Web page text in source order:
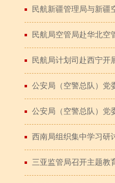
民航新疆管理局与新疆
民航局空管局赴华北空
民航局计划司赴西宁开
公安局（空警总队）党
公安局（空警总队）党
西南局组织集中学习研
三亚监管局召开主题教